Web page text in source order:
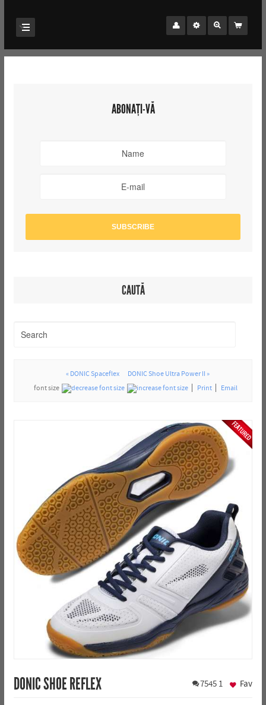
ABONAȚI-VĂ
CAUTĂ
« DONIC Spaceflex
DONIC Shoe Ultra Power II »
font size
Print Email
DONIC SHOE REFLEX 7545 1 Fav